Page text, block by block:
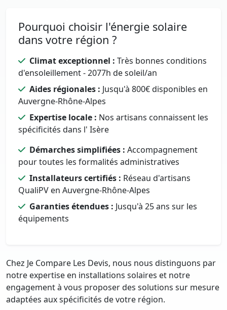
Pourquoi choisir l'énergie solaire
dans votre région ?
Climat exceptionnel : Très bonnes conditions
d'ensoleillement - 2077h de soleil/an
Aides régionales : Jusqu'à 800€ disponibles en
Auvergne-Rhône-Alpes
Expertise locale : Nos artisans connaissent les
spécificités dans l' Isère
Démarches simplifiées : Accompagnement
pour toutes les formalités administratives
Installateurs certifiés : Réseau d'artisans
QualiPV en Auvergne-Rhône-Alpes
Garanties étendues : Jusqu'à 25 ans sur les
équipements
Chez Je Compare Les Devis, nous nous distinguons par
notre expertise en installations solaires et notre
engagement à vous proposer des solutions sur mesure
adaptées aux spécificités de votre région.